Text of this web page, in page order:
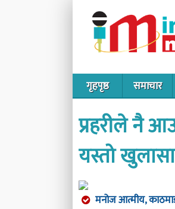
गृहपृष्ठ समाचार
प्रहरीले नै
यस्तो
मनोज आत्मीय,